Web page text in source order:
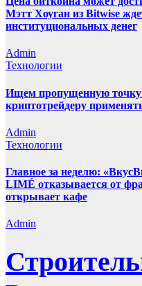
Мэтт Хоуган из Bitwise
институциональных денег
Admin
Технологии
Ищем пропущенную точку
криптотрейдеру
Admin
Технологии
Главное за неделю:
LIMÉ отказывается от
открывает кафе
Admin